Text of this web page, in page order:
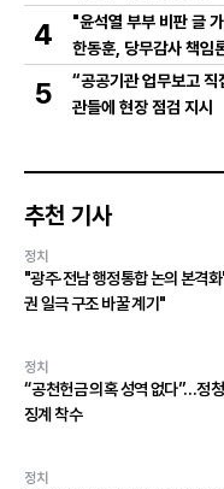
4
"윤석열 부부 비판 글
한동훈, 당무감사 책임
5
“공공기관 업무보고
관들에 현장 점검 지시
추천 기사
정치
"광주·전남 행정통합 논의 본격
권 일극 구조 바꿀 계기"
정치
“공천헌금 의혹 성역 없다”…정청
징계 착수
정치